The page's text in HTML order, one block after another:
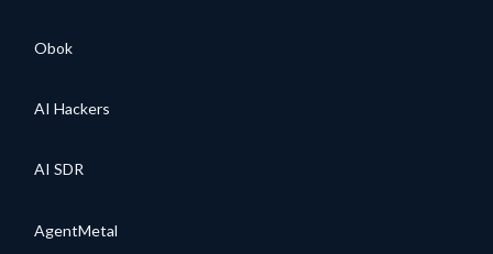
Obok
AI Hackers
AI SDR
AgentMetal